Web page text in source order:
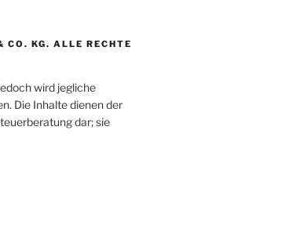
KG. ALLE RECHTE
wird jegliche
Die Inhalte dienen der
dar; sie